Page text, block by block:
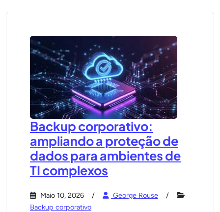
Backup corporativo:
ampliando a proteção de
dados para ambientes de
TI complexos
Maio 10, 2026
George Rouse
Backup corporativo